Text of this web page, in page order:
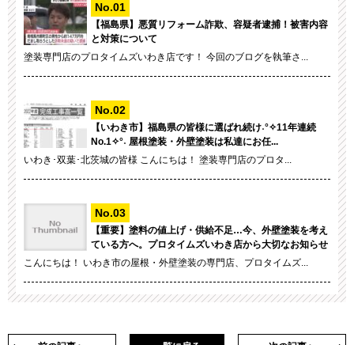
【福島県】悪質リフォーム詐欺、容疑者逮捕！被害内容
と対策について
塗装専門店のプロタイムズいわき店です！ 今回のブログを執筆さ...
【いわき市】福島県の皆様に選ばれ続け˖°✧11年連続
No.1✧°˖ 屋根塗装・外壁塗装は私達にお任...
いわき･双葉･北茨城の皆様 こんにちは！ 塗装専門店のプロタ...
【重要】塗料の値上げ・供給不足…今、外壁塗装を考え
ている方へ。プロタイムズいわき店から大切なお知らせ
こんにちは！ いわき市の屋根・外壁塗装の専門店、プロタイムズ...